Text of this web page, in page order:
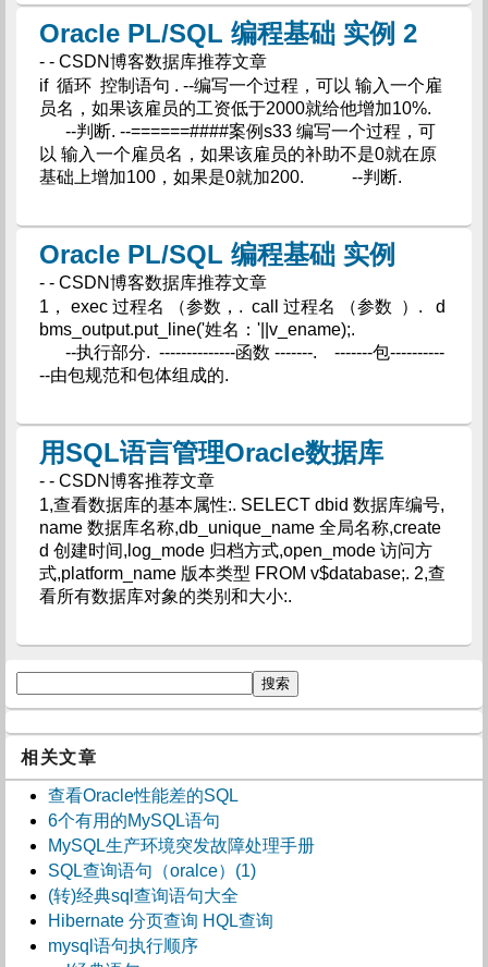
Oracle PL/SQL 编程基础 实例 2
- - CSDN博客数据库推荐文章
if 循环 控制语句 . --编写一个过程，可以 输入一个雇
员名，如果该雇员的工资低于2000就给他增加10%.
--判断. --======####案例s33 编写一个过程，可
以 输入一个雇员名，如果该雇员的补助不是0就在原
基础上增加100，如果是0就加200. --判断.
Oracle PL/SQL 编程基础 实例
- - CSDN博客数据库推荐文章
1， exec 过程名 （参数，. call 过程名 （参数 ）. d
bms_output.put_line('姓名：'||v_ename);.
--执行部分. --------------函数 -------. -------包----------
--由包规范和包体组成的.
用SQL语言管理Oracle数据库
- - CSDN博客推荐文章
1,查看数据库的基本属性:. SELECT dbid 数据库编号,
name 数据库名称,db_unique_name 全局名称,create
d 创建时间,log_mode 归档方式,open_mode 访问方
式,platform_name 版本类型 FROM v$database;. 2,查
看所有数据库对象的类别和大小:.
相关文章
查看Oracle性能差的SQL
6个有用的MySQL语句
MySQL生产环境突发故障处理手册
SQL查询语句（oralce）(1)
(转)经典sql查询语句大全
Hibernate 分页查询 HQL查询
mysql语句执行顺序